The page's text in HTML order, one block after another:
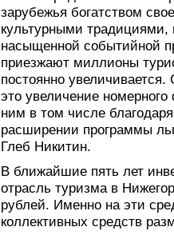
зарубежья богатством
культурными
насыщенной событийной
приезжают миллионы
постоянно
это увеличение
ним в том числе
расширении программы
Глеб Никитин.
В ближайшие пять лет
отрасль туризма в
рублей. Именно на эти
коллективных средств